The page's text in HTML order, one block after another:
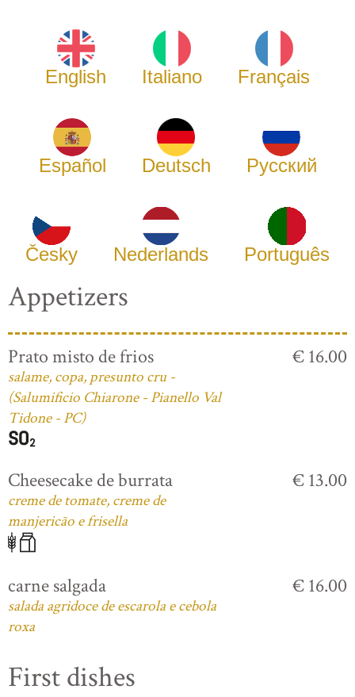
English Italiano Français
Español Deutsch Русский
Česky Nederlands Português
Appetizers
Prato misto de frios
salame, copa, presunto cru -
(Salumificio Chiarone - Pianello Val
Tidone - PC)
€ 16.00
Cheesecake de burrata
creme de tomate, creme de
manjericão e frisella
€ 13.00
carne salgada
salada agridoce de escarola e cebola
roxa
€ 16.00
First dishes